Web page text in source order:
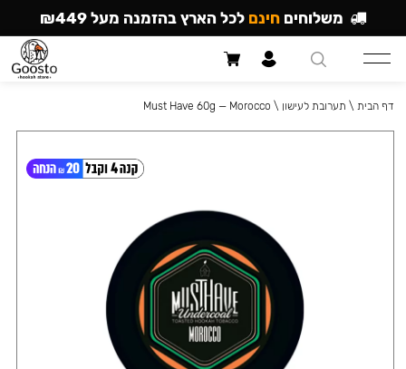
דף הבית \ תערובת לעישון \
Must Have 60g — Morocco
משלוחים חינם לכל הארץ בהזמנה מעל ₪449